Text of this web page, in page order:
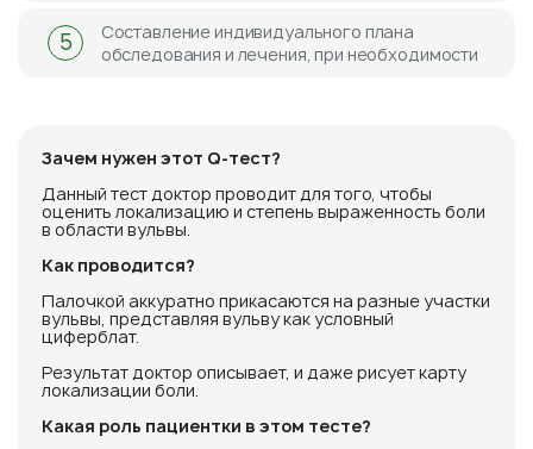
5
Составление индивидуального плана
обследования и лечения, при необходимости
Зачем нужен этот Q-тест?
Данный тест доктор проводит для того, чтобы
оценить локализацию и степень выраженность боли
в области вульвы.
Как проводится?
Палочкой аккуратно прикасаются на разные участки
вульвы, представляя вульву как условный
циферблат.
Результат доктор описывает, и даже рисует карту
локализации боли.
Какая роль пациентки в этом тесте?